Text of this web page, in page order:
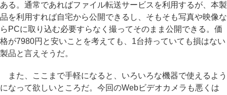
ある。通常であればファイル転送サービスを利用するが、本製
品を利用すれば自宅から公開できるし、そもそも写真や映像な
らPCに取り込む必要すらなく撮ってそのまま公開できる。価
格が7980円と安いことを考えても、1台持っていても損はない
製品と言えそうだ。
また、ここまで手軽になると、いろいろな機器で使えるよう
になって欲しいところだ。今回のWebビデオカメラも悪くは